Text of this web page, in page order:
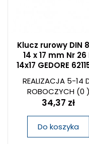
Klucz rurowy DIN
14 x 17 mm Nr 26
14x17 GEDORE
REALIZACJA 5-14
ROBOCZYCH(0 )
34,37 zł
Do koszyka